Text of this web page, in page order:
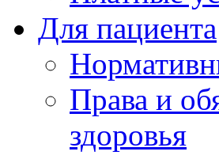
Для пациента
Права и
здоровья